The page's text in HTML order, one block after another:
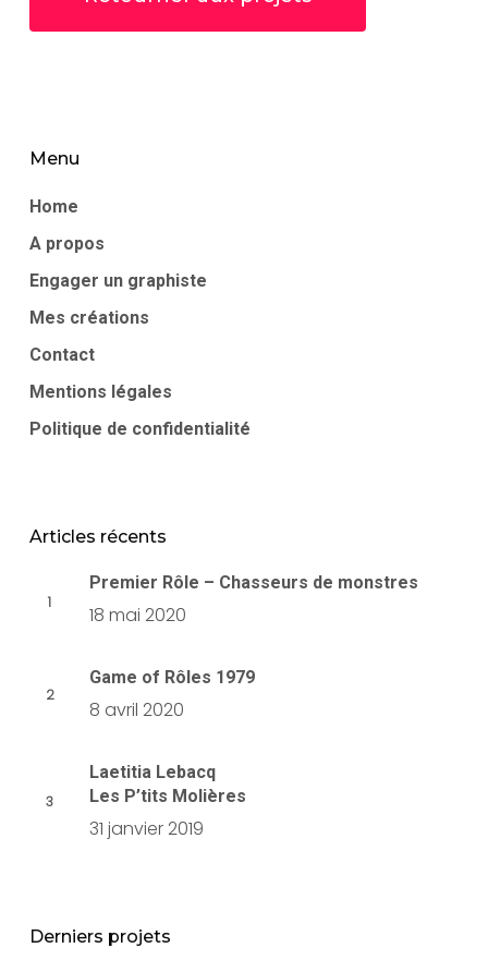
Menu
Home
A propos
Engager un graphiste
Mes créations
Contact
Mentions légales
Politique de confidentialité
Articles récents
Premier Rôle – Chasseurs de monstres
18 mai 2020
Game of Rôles 1979
8 avril 2020
Laetitia Lebacq
Les P’tits Molières
31 janvier 2019
Derniers projets